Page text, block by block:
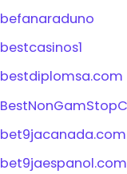
befanaraduno
bestcasinos1
bestdiplomsa.com
bet9jacanada.com
bet9jaespanol.com